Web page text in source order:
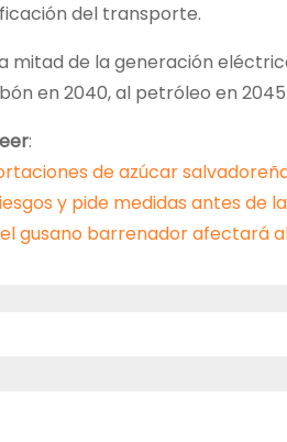
del transporte.
mitad de la generación
en 2040, al petróleo en
:
de azúcar
y pide medidas antes de
gusano barrenador afectará